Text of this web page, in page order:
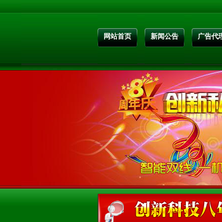
网站首页 新闻公告 广告代